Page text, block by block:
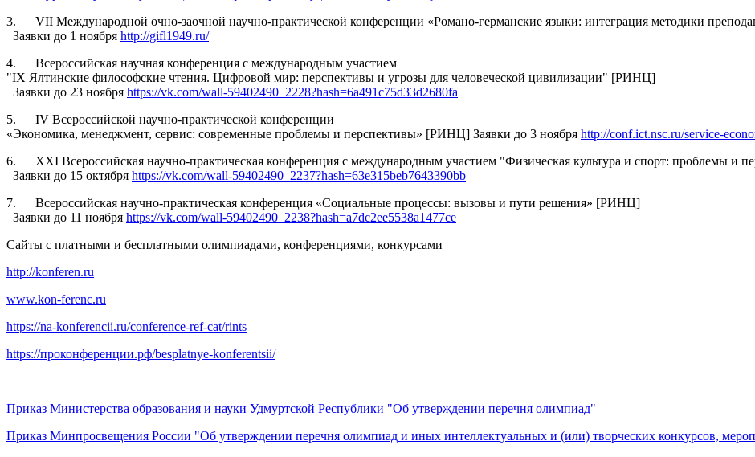
3. VII Международной очно-заочной научно-практической конференции «Романо-германские языки: интеграция методики
Заявки до 1 ноября http://gifl1949.ru/
4. Всероссийская научная конференция с международным участием
"IХ Ялтинские философские чтения. Цифровой мир: перспективы и угрозы для человеческой цивилизации" [РИНЦ]
Заявки до 23 ноября https://vk.com/wall-59402490_2228?hash=6a491c75d33d2680fa
5. IV Всероссийской научно-практической конференции
«Экономика, менеджмент, сервис: современные проблемы и перспективы» [РИНЦ] Заявки до 3 ноября http://conf.ict.nsc.ru/service-
6. XXI Всероссийская научно-практическая конференция с международным участием "Физическая культура и спорт: проблемы и
Заявки до 15 октября https://vk.com/wall-59402490_2237?hash=63e315beb7643390bb
7. Всероссийская научно-практическая конференция «Социальные процессы: вызовы и пути решения» [РИНЦ]
Заявки до 11 ноября https://vk.com/wall-59402490_2238?hash=a7dc2ee5538a1477ce
Сайты с платными и бесплатными олимпиадами, конференциями, конкурсами
http://konferen.ru
www.kon-ferenc.ru
https://na-konferencii.ru/conference-ref-cat/rints
https://проконференции.рф/besplatnye-konferentsii/
Приказ Министерства образования и науки Удмуртской Республики "Об утверждении перечня олимпиад"
Приказ Минпросвещения России "Об утверждении перечня олимпиад и иных интеллектуальных и (или) творческих конкурсов,